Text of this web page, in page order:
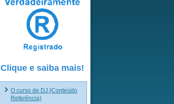
Clique e saiba mais!
O curso de DJ (Conteúdo
Referência)